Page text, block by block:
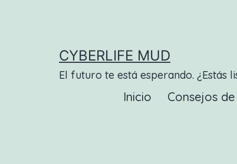
CYBERLIFE MUD
El futuro te está esperando. ¿Estás
Inicio Consejos